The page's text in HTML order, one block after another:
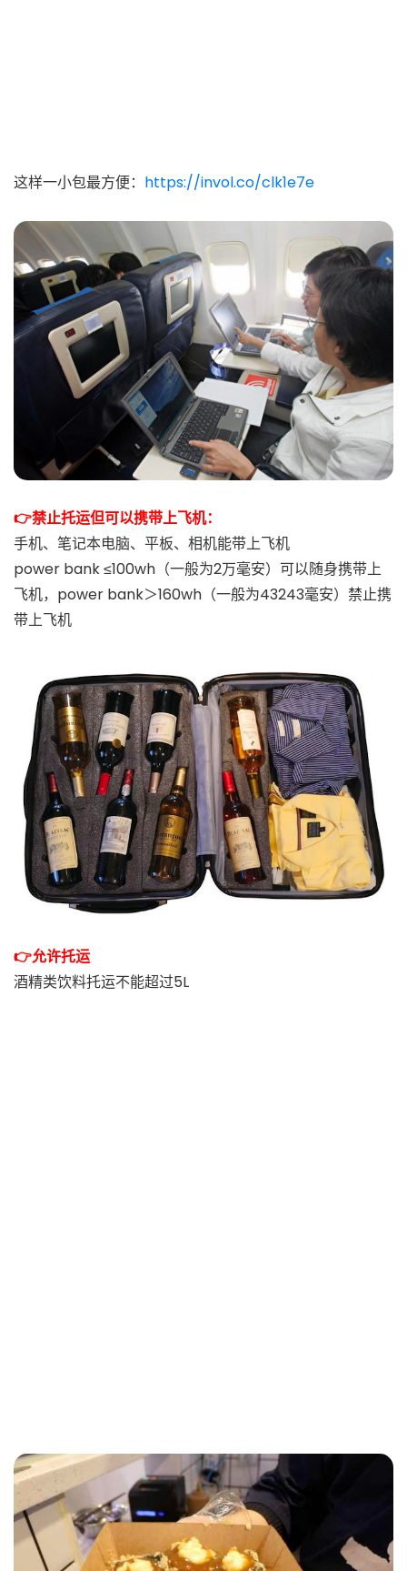
这样一小包最方便： https://invol.co/clk1e7e
👉禁止托运但可以携带上飞机：
手机、笔记本电脑、平板、相机能带上飞机
power bank ≤100wh（一般为2万毫安）可以随身携带上
飞机，power bank＞160wh（一般为43243毫安）禁止携
带上飞机
👉允许托运
酒精类饮料托运不能超过5L